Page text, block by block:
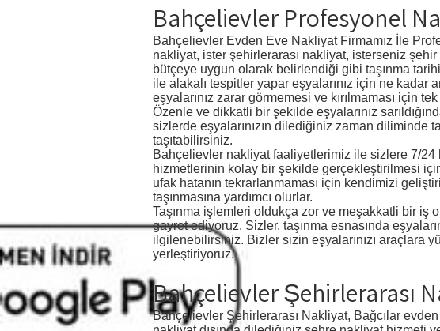
Bahçelievler Profesyonel
Bahçelievler Evden Eve Nakliyat Firmamız İle
nakliyat, ister şehirlerarası nakliyat, isterseniz
bütçeye uygun olarak belirlendiği gibi taşınma
ile alakalı tespitler yapar eşyalarınız için ne
eşyalarınız zarar görmemesi ve kırılmaması için
Özenle ve dikkatli bir şekilde eşyalarınız
sizlerde eşyalarınızın dilediğiniz zaman diliminde
taşıtabilirsiniz.
Bahçelievler nakliyat faaliyetlerimiz ile sizlere 7/24
hizmetlerinin kolay bir şekilde gerçekleştirilmesi
ufak hatanın tekrarlanmaması için kendimizi
taşınmasına yardımcı olurlar.
Taşınma işlemleri oldukça zor ve meşakkatli bir iş
gayret ediyoruz. Sizler, taşınma esnasında
ilgilenebilirsiniz. Bizler sizin eşyalarınızı araçlara
yerleştiriyoruz.
Bahçelievler Şehirlerarası
Bahçelievler Şehirlerarası Nakliyat, Bağcılar